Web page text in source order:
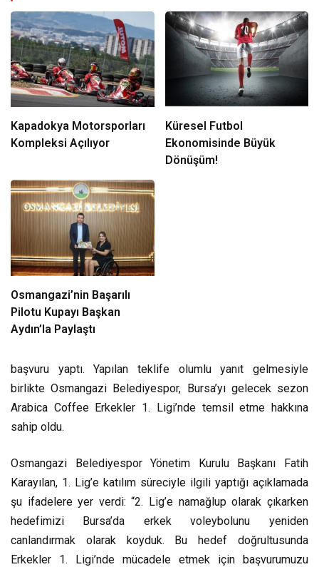
Kapadokya Motorsporları
Kompleksi Açılıyor
Küresel Futbol
Ekonomisinde Büyük
Dönüşüm!
Osmangazi’nin Başarılı
Pilotu Kupayı Başkan
Aydın’la Paylaştı
başvuru yaptı. Yapılan teklife olumlu yanıt gelmesiyle
birlikte Osmangazi Belediyespor, Bursa’yı gelecek sezon
Arabica Coffee Erkekler 1. Ligi’nde temsil etme hakkına
sahip oldu.
Osmangazi Belediyespor Yönetim Kurulu Başkanı Fatih
Karayılan, 1. Lig’e katılım süreciyle ilgili yaptığı açıklamada
şu ifadelere yer verdi: “2. Lig’e namağlup olarak çıkarken
hedefimizi Bursa’da erkek voleybolunu yeniden
canlandırmak olarak koyduk. Bu hedef doğrultusunda
Erkekler 1. Ligi’nde mücadele etmek için başvurumuzu